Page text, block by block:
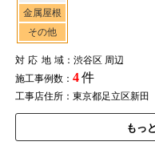
金属屋根
その他
対応地域：渋谷区 周辺
施工事例数： 4件
工事店住所：東京都足立区新田
もっ